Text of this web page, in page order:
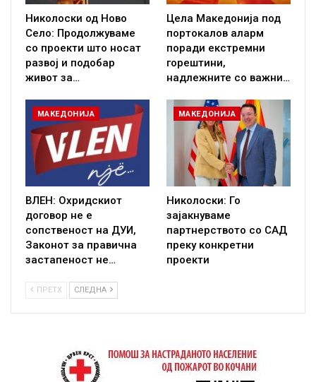
Николоски од Ново
Село: Продолжуваме
со проекти што носат
развој и подобар
живот за…
Цела Македонија под
портокалов аларм
поради екстремни
горештини,
надлежните со важни…
МАКЕДОНИЈА
ВЛЕН: Охридскиот
договор не е
сопственост на ДУИ,
Законот за правична
застапеност не…
МАКЕДОНИЈА
Николоски: Го
зајакнуваме
партнерството со САД
преку конкретни
проекти
ПРЕТХ СЛЕДНА